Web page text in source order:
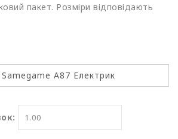
пакет. Розміри відповідають